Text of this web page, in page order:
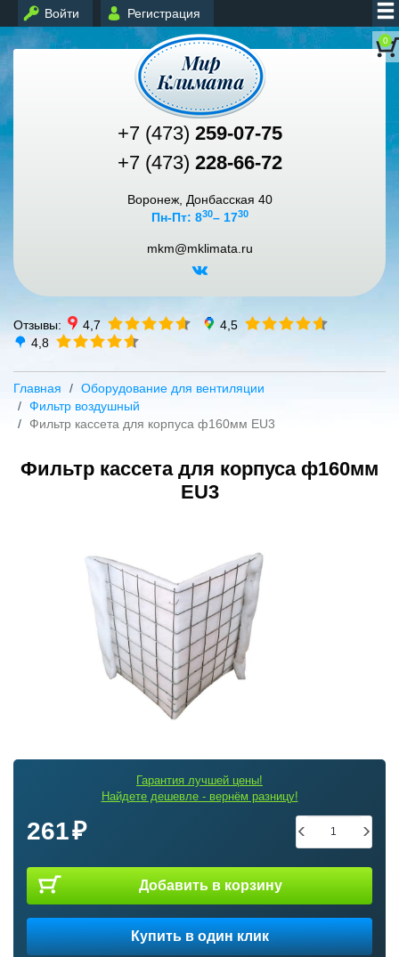
Войти Регистрация
0
+7 (473) 259-07-75
+7 (473) 228-66-72
Воронеж, Донбасская 40
Пн-Пт: 830– 1730
mkm@mklimata.ru
Отзывы: 4,7
4,5
4,8
Главная
Оборудование для вентиляции
Фильтр воздушный
Фильтр кассета для корпуса ф160мм EU3
Фильтр кассета для корпуса ф160мм
EU3
Гарантия лучшей цены!
Найдете дешевле - вернём разницу!
261
Добавить в корзину
Купить в один клик